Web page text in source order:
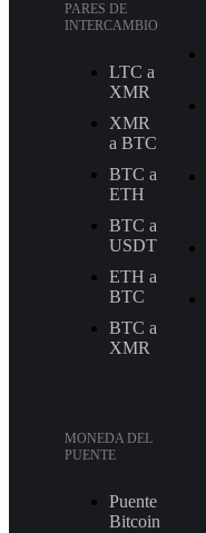
PARES DE
INTERCAMBIO
LTC a
XMR
XMR
a BTC
BTC a
ETH
BTC a
USDT
ETH a
BTC
BTC a
XMR
MONEDA DEL
PUENTE
Puente
Bitcoin